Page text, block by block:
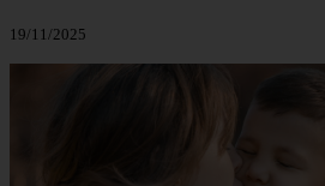
19/11/2025